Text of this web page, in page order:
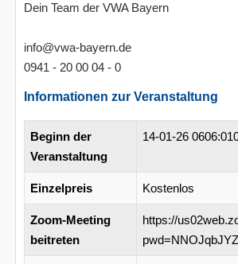
Dein Team der VWA Bayern
info@vwa-bayern.de
0941 - 20 00 04 - 0
Informationen zur Veranstaltung
Beginn der
Veranstaltung
14-01-26
Einzelpreis Kostenlos
Zoom-Meeting
beitreten
https://